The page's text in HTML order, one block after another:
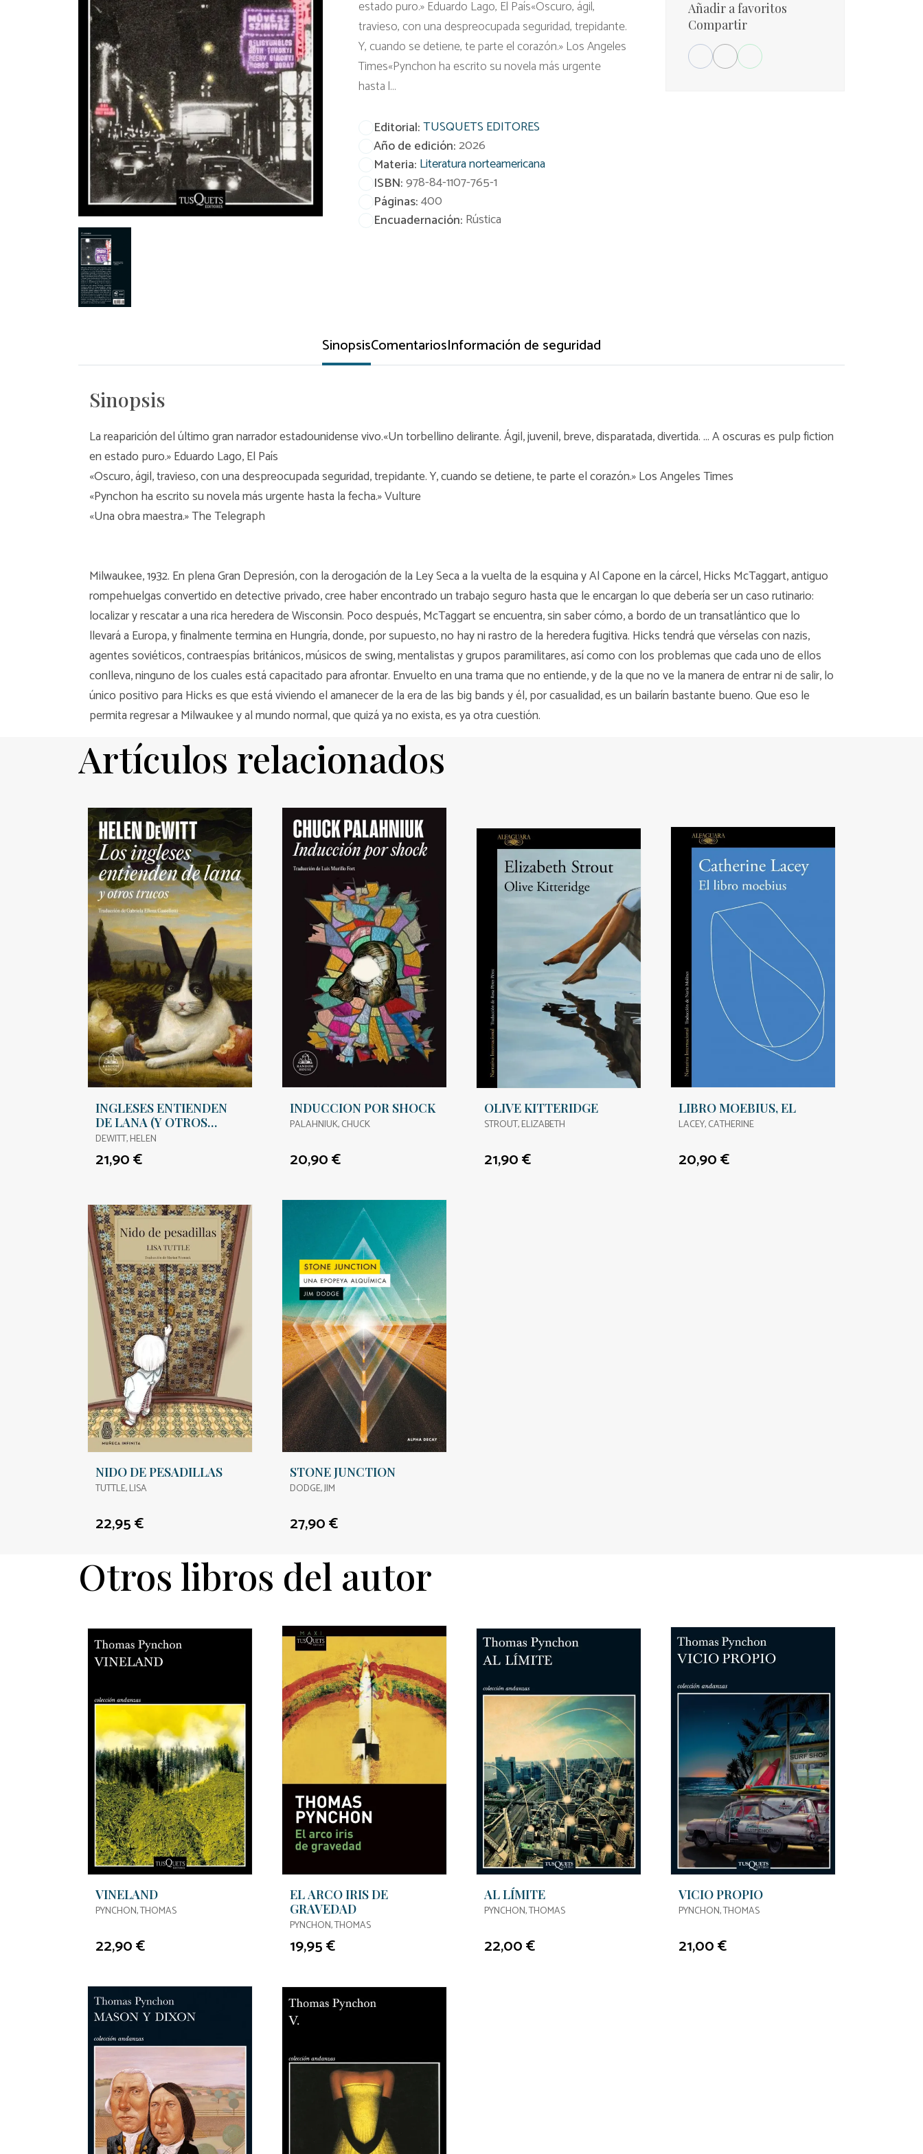
estado puro.» Eduardo Lago, El País«Oscuro, ágil,
travieso, con una despreocupada seguridad, trepidante.
Y, cuando se detiene, te parte el corazón.» Los Angeles
Times«Pynchon ha escrito su novela más urgente
hasta l...
Editorial:TUSQUETS EDITORES
Año de edición:2026
Materia: Literatura norteamericana
ISBN:978-84-1107-765-1
Páginas:400
Encuadernación: Rústica
Añadir a favoritos
Compartir
SinopsisComentariosInformación de seguridad
Sinopsis
La reaparición del último gran narrador estadounidense vivo.«Un torbellino delirante. Ágil, juvenil, breve, disparatada, divertida. ... A oscuras es pulp fiction
en estado puro.» Eduardo Lago, El País
«Oscuro, ágil, travieso, con una despreocupada seguridad, trepidante. Y, cuando se detiene, te parte el corazón.» Los Angeles Times
«Pynchon ha escrito su novela más urgente hasta la fecha.» Vulture
«Una obra maestra.» The Telegraph
Milwaukee, 1932. En plena Gran Depresión, con la derogación de la Ley Seca a la vuelta de la esquina y Al Capone en la cárcel, Hicks McTaggart, antiguo
rompehuelgas convertido en detective privado, cree haber encontrado un trabajo seguro hasta que le encargan lo que debería ser un caso rutinario:
localizar y rescatar a una rica heredera de Wisconsin. Poco después, McTaggart se encuentra, sin saber cómo, a bordo de un transatlántico que lo
llevará a Europa, y finalmente termina en Hungría, donde, por supuesto, no hay ni rastro de la heredera fugitiva. Hicks tendrá que vérselas con nazis,
agentes soviéticos, contraespías británicos, músicos de swing, mentalistas y grupos paramilitares, así como con los problemas que cada uno de ellos
conlleva, ninguno de los cuales está capacitado para afrontar. Envuelto en una trama que no entiende, y de la que no ve la manera de entrar ni de salir, lo
único positivo para Hicks es que está viviendo el amanecer de la era de las big bands y él, por casualidad, es un bailarín bastante bueno. Que eso le
permita regresar a Milwaukee y al mundo normal, que quizá ya no exista, es ya otra cuestión.
Artículos relacionados
INGLESES ENTIENDEN
DE LANA (Y OTROS
TRUCOS), LOS
DEWITT, HELEN
21,90 €
INDUCCION POR SHOCK
PALAHNIUK, CHUCK
20,90 €
OLIVE KITTERIDGE
STROUT, ELIZABETH
21,90 €
LIBRO MOEBIUS, EL
LACEY, CATHERINE
20,90 €
NIDO DE PESADILLAS
TUTTLE, LISA
22,95 €
STONE JUNCTION
DODGE, JIM
27,90 €
Otros libros del autor
VINELAND
PYNCHON, THOMAS
22,90 €
EL ARCO IRIS DE
GRAVEDAD
PYNCHON, THOMAS
19,95 €
AL LÍMITE
PYNCHON, THOMAS
22,00 €
VICIO PROPIO
PYNCHON, THOMAS
21,00 €